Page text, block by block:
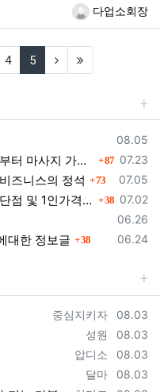
등록자다업소회장
4 5(current)
(next)
등록일
08.05
등록일
07.23
나트랑 유흥 에코걸 특징 가격 단점부터 마사지 가라오케 알아보기 댓글
87
등록일
07.05
즈니스의 정석 73
등록일
07.02
방콕 변마투어 하면서 직접 느낀 장단점 및 1인가격 소개 댓글
38
등록일
06.26
등록일
06.24
대한 정보글 38
등록자
중심지키자 등록일
08.03
등록자
성원 등록일
08.03
등록자
압디소 등록일
08.03
등록자
달마 등록일
08.03